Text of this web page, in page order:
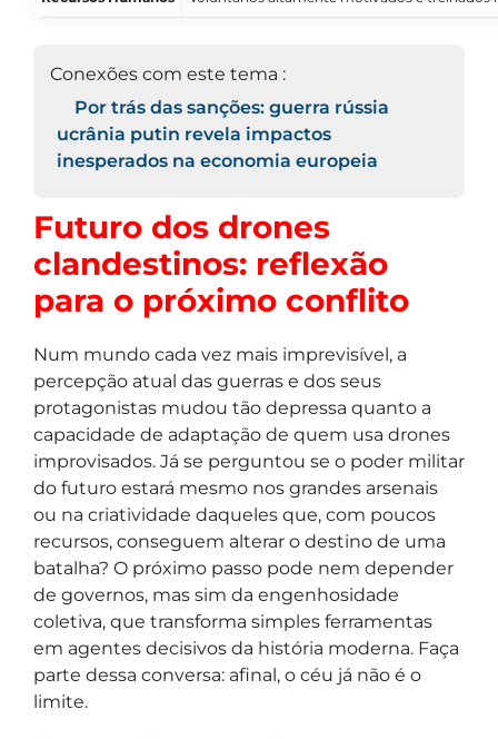
Conexões com este tema :
Por trás das sanções: guerra rússia
ucrânia putin revela impactos
inesperados na economia europeia
Futuro dos drones
clandestinos: reflexão
para o próximo conflito
Num mundo cada vez mais imprevisível, a
percepção atual das guerras e dos seus
protagonistas mudou tão depressa quanto a
capacidade de adaptação de quem usa drones
improvisados. Já se perguntou se o poder militar
do futuro estará mesmo nos grandes arsenais
ou na criatividade daqueles que, com poucos
recursos, conseguem alterar o destino de uma
batalha? O próximo passo pode nem depender
de governos, mas sim da engenhosidade
coletiva, que transforma simples ferramentas
em agentes decisivos da história moderna. Faça
parte dessa conversa: afinal, o céu já não é o
limite.